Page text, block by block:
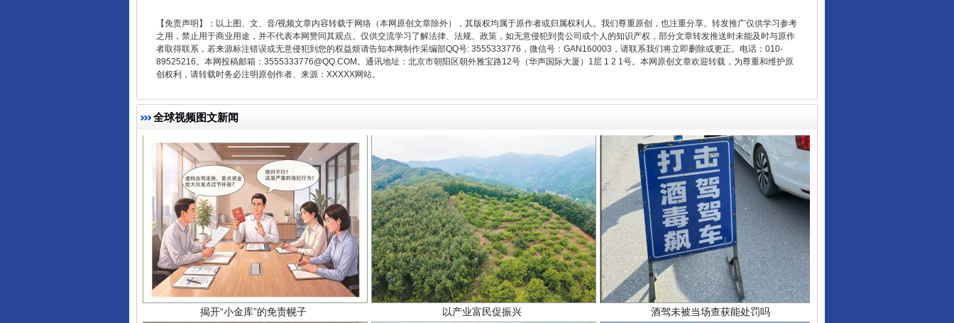
【免责声明】：以上图、文、音/视频文章内容转载于网络（本网原创文章除外），其版权均属于原作者或归属权利人。我们尊重原创，也注重分享。转发推广仅供学习参考
之用，禁止用于商业用途，并不代表本网赞同其观点。仅供交流学习了解法律、法规、政策，如无意侵犯到贵公司或个人的知识产权，部分文章转发推送时未能及时与原作
者取得联系，若来源标注错误或无意侵犯到您的权益烦请告知本网制作采编部QQ号: 3555333776，微信号：GAN160003，请联系我们将立即删除或更正。电话：010-
89525216。本网投稿邮箱：3555333776@QQ.COM。通讯地址：北京市朝阳区朝外雅宝路12号（华声国际大厦）1层 1 2 1号。本网原创文章欢迎转载，为尊重和维护原
创权利，请转载时务必注明原创作者、来源：XXXXX网站。
全球视频图文新闻
千年窑火 生生不息 一批国家标准开始实施 从数据变化看反腐深化
揭开“小金库”的免责幌子 以产业富民促振兴 酒驾未被当场查获能处罚吗